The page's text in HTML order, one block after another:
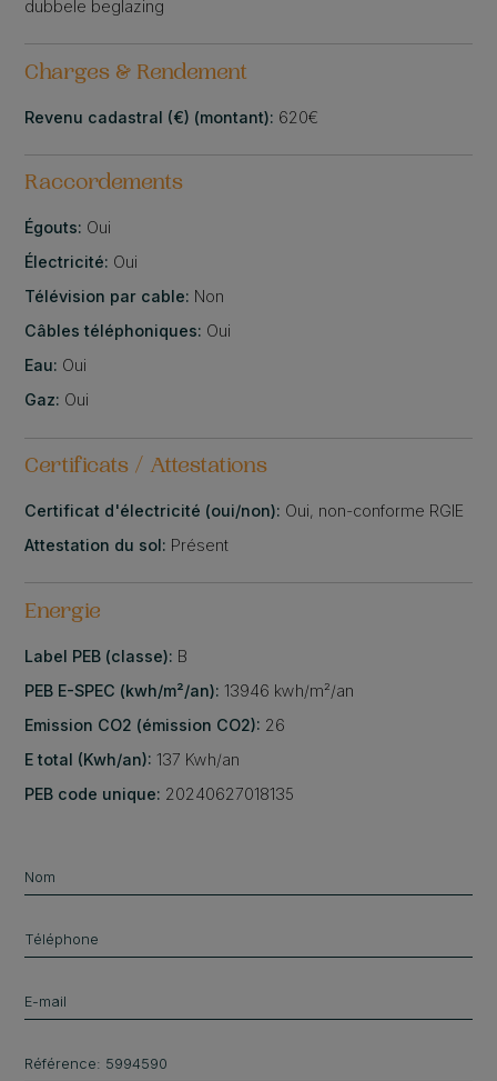
dubbele beglazing
Charges & Rendement
Revenu cadastral (€) (montant): 620€
Raccordements
Égouts: Oui
Électricité: Oui
Télévision par cable: Non
Câbles téléphoniques: Oui
Eau: Oui
Gaz: Oui
Certificats / Attestations
Certificat d'électricité (oui/non): Oui, non-conforme RGIE
Attestation du sol: Présent
Energie
Label PEB (classe): B
PEB E-SPEC (kwh/m²/an): 13946 kwh/m²/an
Emission CO2 (émission CO2): 26
E total (Kwh/an): 137 Kwh/an
PEB code unique: 20240627018135